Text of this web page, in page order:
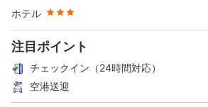
ホテル
注目ポイント
チェックイン（24時間対応）
空港送迎